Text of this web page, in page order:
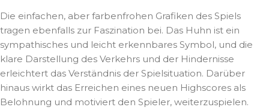
Die einfachen, aber farbenfrohen Grafiken des Spiels
tragen ebenfalls zur Faszination bei. Das Huhn ist ein
sympathisches und leicht erkennbares Symbol, und die
klare Darstellung des Verkehrs und der Hindernisse
erleichtert das Verständnis der Spielsituation. Darüber
hinaus wirkt das Erreichen eines neuen Highscores als
Belohnung und motiviert den Spieler, weiterzuspielen.